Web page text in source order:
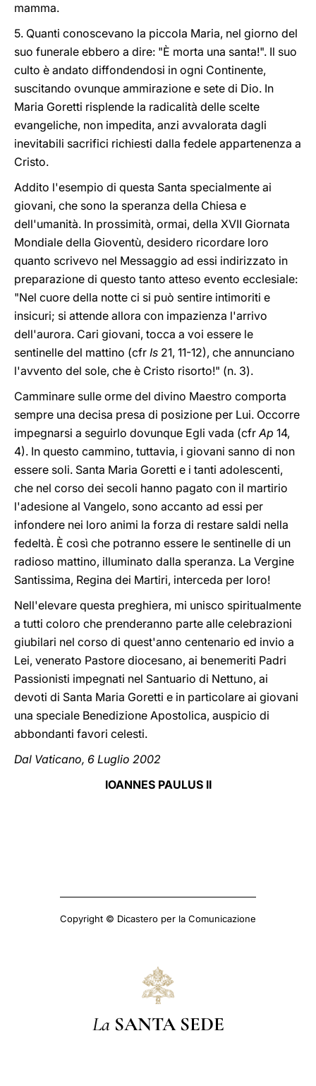
mamma.
5. Quanti conoscevano la piccola Maria, nel giorno del
suo funerale ebbero a dire: "È morta una santa!". Il suo
culto è andato diffondendosi in ogni Continente,
suscitando ovunque ammirazione e sete di Dio. In
Maria Goretti risplende la radicalità delle scelte
evangeliche, non impedita, anzi avvalorata dagli
inevitabili sacrifici richiesti dalla fedele appartenenza a
Cristo.
Addito l'esempio di questa Santa specialmente ai
giovani, che sono la speranza della Chiesa e
dell'umanità. In prossimità, ormai, della XVII Giornata
Mondiale della Gioventù, desidero ricordare loro
quanto scrivevo nel Messaggio ad essi indirizzato in
preparazione di questo tanto atteso evento ecclesiale:
"Nel cuore della notte ci si può sentire intimoriti e
insicuri; si attende allora con impazienza l'arrivo
dell'aurora. Cari giovani, tocca a voi essere le
sentinelle del mattino (cfr Is 21, 11-12), che annunciano
l'avvento del sole, che è Cristo risorto!" (n. 3).
Camminare sulle orme del divino Maestro comporta
sempre una decisa presa di posizione per Lui. Occorre
impegnarsi a seguirlo dovunque Egli vada (cfrAp 14,
4). In questo cammino, tuttavia, i giovani sanno di non
essere soli. Santa Maria Goretti e i tanti adolescenti,
che nel corso dei secoli hanno pagato con il martirio
l'adesione al Vangelo, sono accanto ad essi per
infondere nei loro animi la forza di restare saldi nella
fedeltà. È così che potranno essere le sentinelle di un
radioso mattino, illuminato dalla speranza. La Vergine
Santissima, Regina dei Martiri, interceda per loro!
Nell'elevare questa preghiera, mi unisco spiritualmente
a tutti coloro che prenderanno parte alle celebrazioni
giubilari nel corso di quest'anno centenario ed invio a
Lei, venerato Pastore diocesano, ai benemeriti Padri
Passionisti impegnati nel Santuario di Nettuno, ai
devoti di Santa Maria Goretti e in particolare ai giovani
una speciale Benedizione Apostolica, auspicio di
abbondanti favori celesti.
Dal Vaticano, 6 Luglio 2002
IOANNES PAULUS II
Copyright © Dicastero per la Comunicazione
La SANTA SEDE